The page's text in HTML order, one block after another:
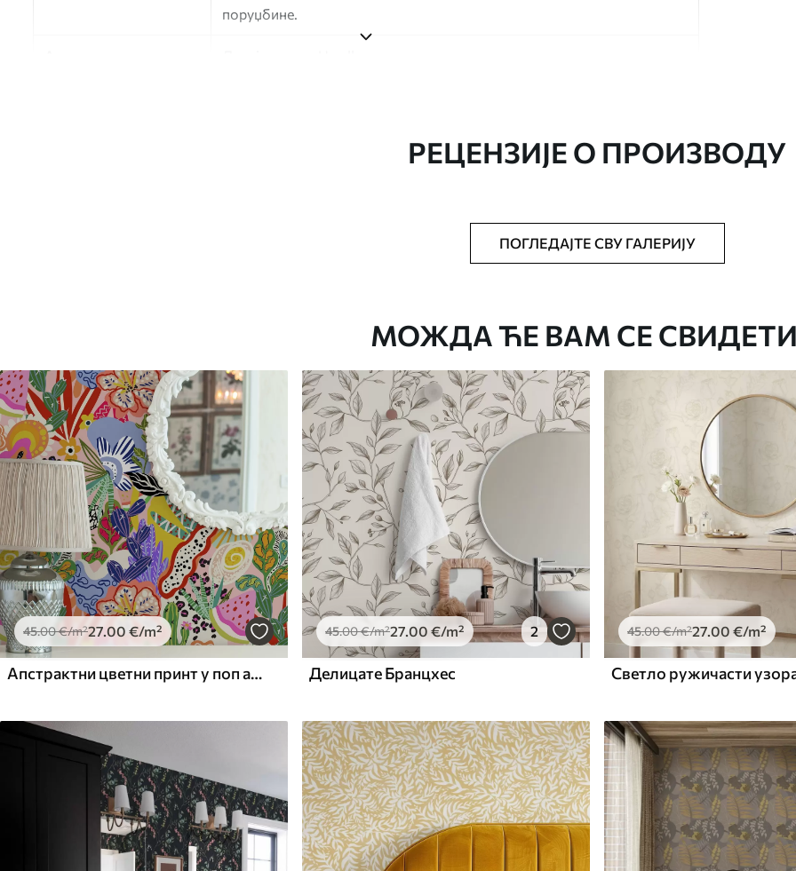
поруџбине.
Беспрекорна апликација
Доступни материјали
Standard
45 .0027.00€/m²
Premium
.67 .00 €/m²
Premium Vinil
65
РЕЦЕНЗИЈЕ О ПРОИЗВОДУ
ПОГЛЕДАЈТЕ СВУ ГАЛЕРИЈУ
МОЖДА ЋЕ ВАМ СЕ
45.00€/m²27.00 €/m²
Апстрактни цветни принт у поп арт стилу
45.00€/m²27.00 €/m² 2
Делицате Бранцхес
45.00€/m²27.00 €/m²